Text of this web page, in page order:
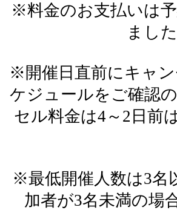
※料金のお支払いは
まし
※開催日直前にキャ
ケジュールをご確認
セル料金は4～2日前
※最低開催人数は3名
加者が3名未満の場